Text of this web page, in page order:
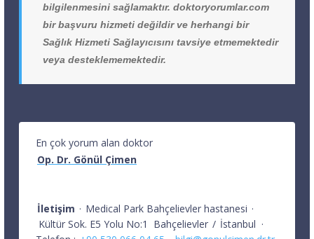
bilgilenmesini sağlamaktır. doktoryorumlar.com
bir başvuru hizmeti değildir ve herhangi bir
Sağlık Hizmeti Sağlayıcısını tavsiye etmemektedir
veya desteklememektedir.
En çok yorum alan doktor
Op. Dr. Gönül Çimen
İletişim · Medical Park Bahçelievler hastanesi ·
Kültür Sok. E5 Yolu No:1
Bahçelievler / İstanbul ·